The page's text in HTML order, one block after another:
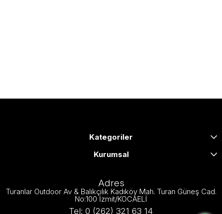
Kategoriler
Kurumsal
Adres
Turanlar Outdoor Av & Balıkçılık Kadıköy Mah. Turan Güneş Cad.
No:100 İzmit/KOCAELİ
Tel: 0 (262) 321 63 14